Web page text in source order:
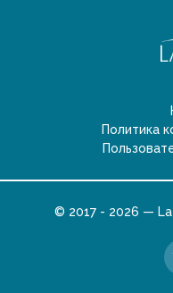
Политика
© 2017 - 2026 —